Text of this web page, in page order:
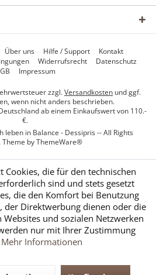
Über uns Hilfe / Support
Kontakt
Widerrufsrecht
Datenschutz
Impressum
zzgl.Versandkosten und ggf.
wenn nicht anders beschrieben.
ab einem Einkaufswert von 110.-
€.
leben in Balance - Dessipris -- All Rights
Theme byThemeWare®
Cookies, die für den technischen
sind und stets gesetzt
die den Komfort bei Benutzung
der Direktwerbung dienen oder die
und sozialen Netzwerken
nur mit Ihrer Zustimmung
Mehr Informationen